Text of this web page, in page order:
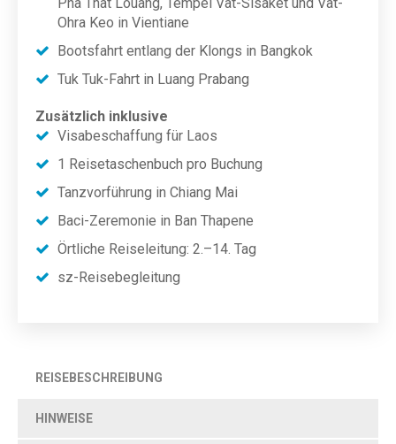
Ohra Keo in Vientiane
Bootsfahrt entlang der Klongs in Bangkok
Tuk Tuk-Fahrt in Luang Prabang
Zusätzlich inklusive
Visabeschaffung für Laos
1 Reisetaschenbuch pro Buchung
Tanzvorführung in Chiang Mai
Baci-Zeremonie in Ban Thapene
Örtliche Reiseleitung: 2.–14. Tag
sz-Reisebegleitung
REISEBESCHREIBUNG
HINWEISE